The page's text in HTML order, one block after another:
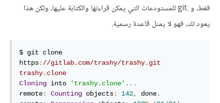
فقط، و .git للمستودعات التي يمكن قراءتها والكتابة عليها، ولكن هذا
يعود لك، فهو لا يمثل قاعدة رسمية.
$ git clone
https: //gitlab.com/trashy/trashy.git
trashy.clone
Cloning into 'trashy.clone' ...
remote: Counting objects: 142, done.